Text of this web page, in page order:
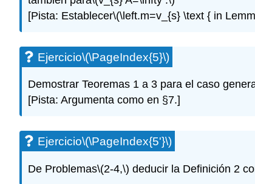
[Pista: Establecer\(\left.m=v_{s} \text { in
Ejercicio\(\PageIndex{5}\)
Demostrar Teoremas 1 a 3 para el caso
[Pista: Argumenta como en §7.]
Ejercicio\(\PageIndex{5'}\)
De Problemas\(2-4,\) deducir la Definición 2